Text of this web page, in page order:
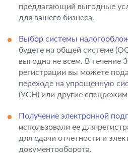
предлагающий выгодные
для вашего бизнеса.
Выбор системы
будете на общей системе
выгодна не всем. В течение
регистрации вы можете
переходе на упрощенную
(УСН) или другие
Получение электронной
использовали ее для
для сдачи отчетности и
документооборота.